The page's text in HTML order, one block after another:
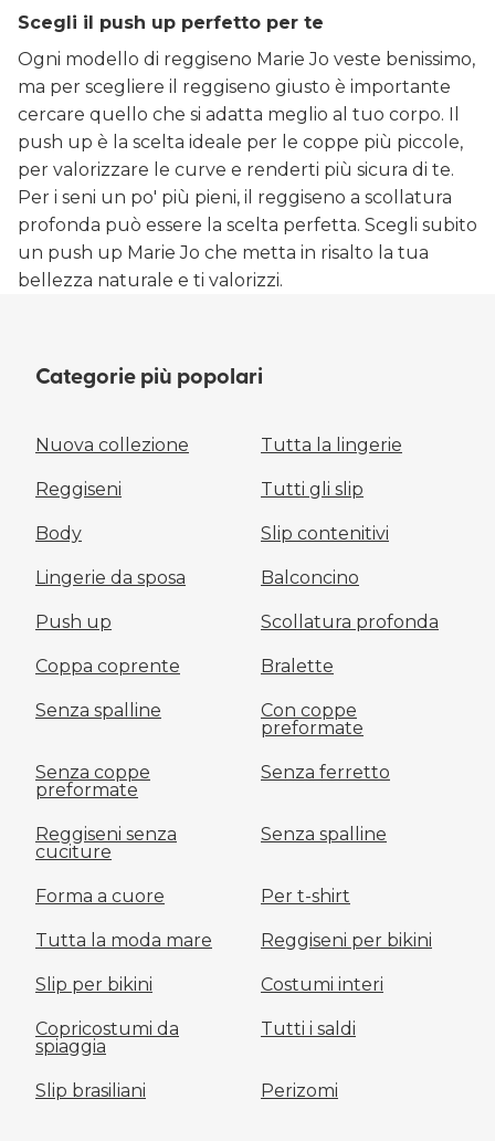
Scegli il push up perfetto per te
Ogni modello di reggiseno Marie Jo veste benissimo,
ma per scegliere il reggiseno giusto è importante
cercare quello che si adatta meglio al tuo corpo. Il
push up è la scelta ideale per le coppe più piccole,
per valorizzare le curve e renderti più sicura di te.
Per i seni un po' più pieni, il reggiseno a scollatura
profonda può essere la scelta perfetta. Scegli subito
un push up Marie Jo che metta in risalto la tua
bellezza naturale e ti valorizzi.
Categorie più popolari
Nuova collezione Tutta la lingerie
Reggiseni Tutti gli slip
Body Slip contenitivi
Lingerie da sposa Balconcino
Push up Scollatura profonda
Coppa coprente Bralette
Senza spalline
Con coppe
preformate
Senza coppe
preformate
Senza ferretto
Reggiseni senza
cuciture
Senza spalline
Forma a cuore Per t-shirt
Tutta la moda mare Reggiseni per bikini
Slip per bikini Costumi interi
Copricostumi da
spiaggia
Tutti i saldi
Slip brasiliani Perizomi